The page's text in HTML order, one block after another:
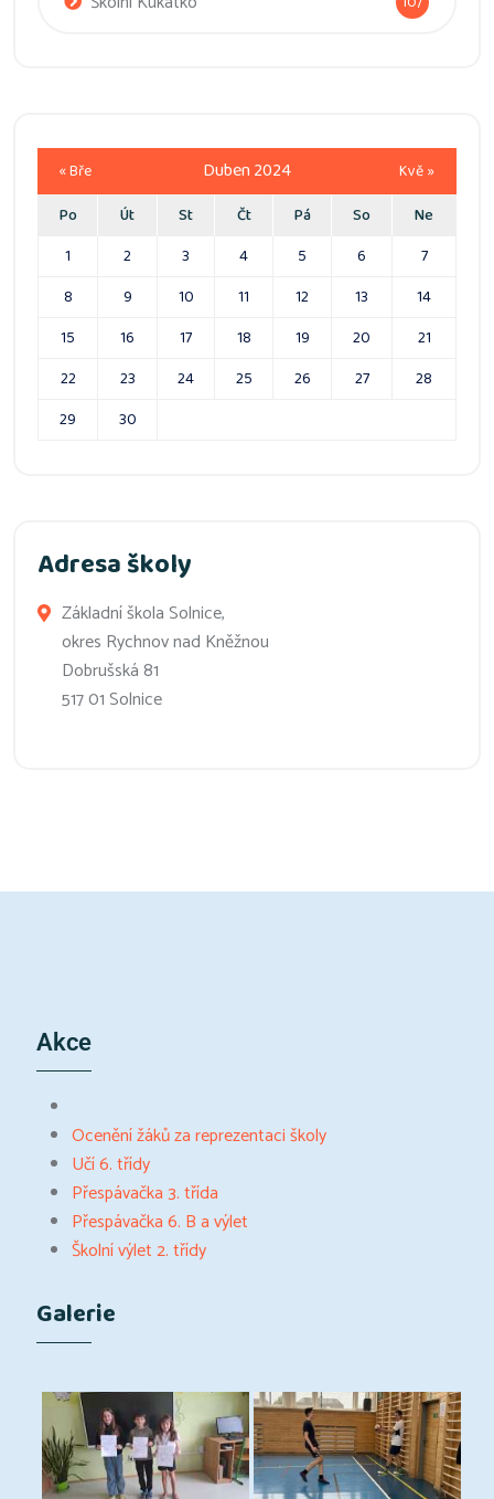
Duben 2024
Po Út St Čt Pá So
Ne
1
2 3 4 5 6
7
8
9 10 11 12 13
14
15
16 17 18 19 20
21
22
23 24 25 26 27
28
29
30
« Bře Kvě »
Adresa školy
Základní škola Solnice,
okres Rychnov nad Kněžnou
Dobrušská 81
517 01 Solnice
Akce
Ocenění žáků za reprezentaci školy
Učí 6. třídy
Přespávačka 3. třída
Přespávačka 6. B a výlet
Školní výlet 2. třídy
Galerie